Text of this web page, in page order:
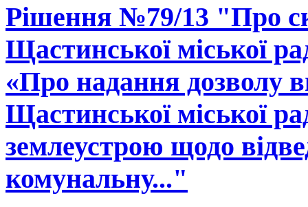
Рішення №79/13 "Про
Щастинської міської
«Про надання дозволу
Щастинської міської
землеустрою щодо
комунальну..."